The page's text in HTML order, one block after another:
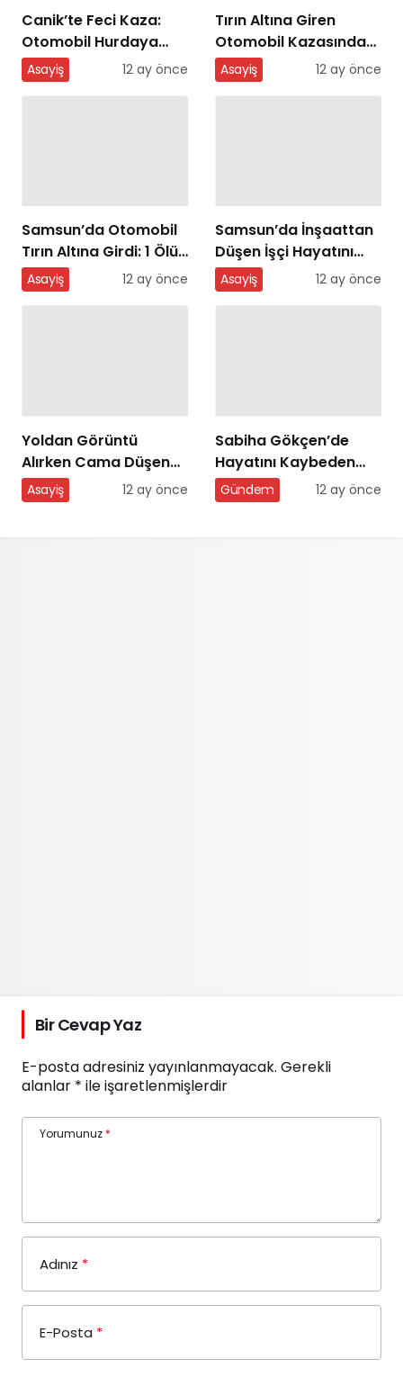
Canik’te Feci Kaza:
Otomobil Hurdaya
Döndü
Asayiş 12 ay önce
Tırın Altına Giren
Otomobil Kazasında
İkinci Acı Haber
Asayiş 12 ay önce
Samsun’da Otomobil
Tırın Altına Girdi: 1 Ölü,
3 Yaralı
Asayiş 12 ay önce
Samsun’da İnşaattan
Düşen İşçi Hayatını
Kaybetti
Asayiş 12 ay önce
Yoldan Görüntü
Alırken Cama Düşen
Motosiklet
Sürücüsüyle Neye
Asayiş 12 ay önce
Sabiha Gökçen’de
Hayatını Kaybeden
Teknisyenin Cenazesi
Bugün Samsun’a
Gündem 12 ay önce
Bir Cevap Yaz
E-posta adresiniz yayınlanmayacak. Gerekli
alanlar * ile işaretlenmişlerdir
Yorumunuz *
Adınız *
E-Posta *